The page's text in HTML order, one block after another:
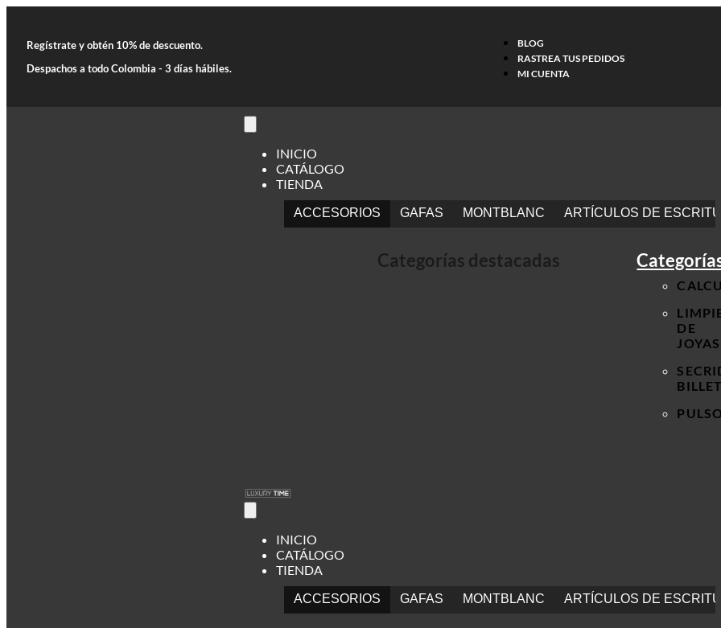
Regístrate y obtén 10% de descuento.
Despachos a todo Colombia - 3 días hábiles.
BLOG
RASTREA TUS PEDIDOS
MI CUENTA
INICIO
CATÁLOGO
TIENDA
ACCESORIOS GAFAS MONTBLANC ARTÍCULOS DE
Categorías destacadas
DE
JOYAS
INICIO
CATÁLOGO
TIENDA
ACCESORIOS GAFAS MONTBLANC ARTÍCULOS DE